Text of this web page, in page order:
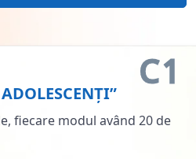
fiecare modul având 20 de
C1